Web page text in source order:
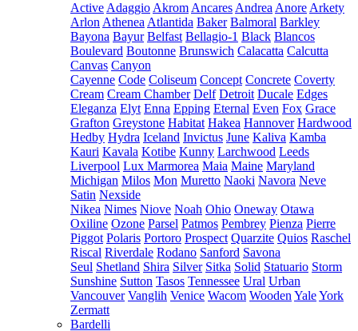
Active Adaggio Akrom Ancares Andrea Anore Arkety
Arlon Athenea Atlantida Baker Balmoral Barkley
Bayona Bayur Belfast Bellagio-1 Black Blancos
Boulevard Boutonne Brunswich Calacatta Calcutta
Canvas Canyon
Cayenne Code Coliseum Concept Concrete Coverty
Cream Cream Chamber Delf Detroit Ducale Edges
Eleganza Elyt Enna Epping Eternal Even Fox Grace
Grafton Greystone Habitat Hakea Hannover Hardwood
Hedby Hydra Iceland Invictus June Kaliva Kamba
Kauri Kavala Kotibe Kunny Larchwood Leeds
Liverpool Lux Marmorea Maia Maine Maryland
Michigan Milos Mon Muretto Naoki Navora Neve
Satin Nexside
Nikea Nimes Niove Noah Ohio Oneway Otawa
Oxiline Ozone Parsel Patmos Pembrey Pienza Pierre
Piggot Polaris Portoro Prospect Quarzite Quios Raschel
Riscal Riverdale Rodano Sanford Savona
Seul Shetland Shira Silver Sitka Solid Statuario Storm
Sunshine Sutton Tasos Tennessee Ural Urban
Vancouver Vanglih Venice Wacom Wooden YaleYork
Zermatt
Bardelli